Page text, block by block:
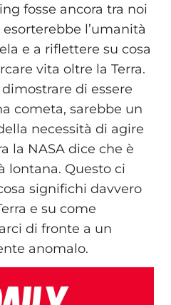
fosse ancora tra noi
l’umanità
e a riflettere su cosa
vita oltre la Terra.
dimostrare di essere
cometa, sarebbe un
necessità di agire
la NASA dice che è
lontana. Questo ci
significhi davvero
e su come
di fronte a un
anomalo.